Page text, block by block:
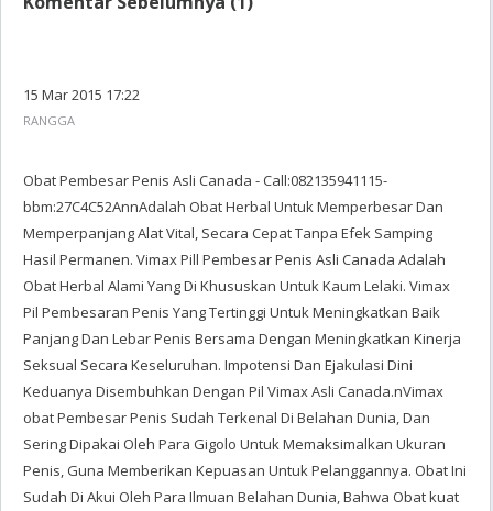
15 Mar 2015 17:22
RANGGA
Obat Pembesar Penis Asli Canada - Call:082135941115-
bbm:27C4C52AnnAdalah Obat Herbal Untuk Memperbesar Dan
Memperpanjang Alat Vital, Secara Cepat Tanpa Efek Samping
Hasil Permanen. Vimax Pill Pembesar Penis Asli Canada Adalah
Obat Herbal Alami Yang Di Khususkan Untuk Kaum Lelaki. Vimax
Pil Pembesaran Penis Yang Tertinggi Untuk Meningkatkan Baik
Panjang Dan Lebar Penis Bersama Dengan Meningkatkan Kinerja
Seksual Secara Keseluruhan. Impotensi Dan Ejakulasi Dini
Keduanya Disembuhkan Dengan Pil Vimax Asli Canada.nVimax
obat Pembesar Penis Sudah Terkenal Di Belahan Dunia, Dan
Sering Dipakai Oleh Para Gigolo Untuk Memaksimalkan Ukuran
Penis, Guna Memberikan Kepuasan Untuk Pelanggannya. Obat Ini
Sudah Di Akui Oleh Para Ilmuan Belahan Dunia, Bahwa Obat kuat